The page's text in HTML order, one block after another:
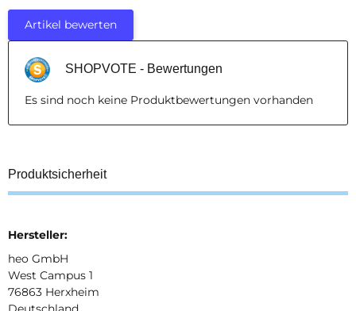
Artikel bewerten
SHOPVOTE - Bewertungen
Es sind noch keine Produktbewertungen vorhanden
Produktsicherheit
Hersteller:
heo GmbH
West Campus 1
76863 Herxheim